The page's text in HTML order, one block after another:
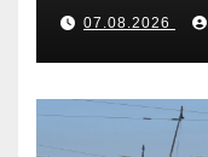
07.08.2026